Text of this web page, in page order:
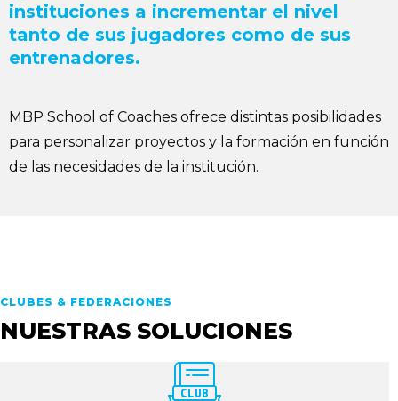
instituciones a incrementar el nivel
tanto de sus jugadores como de sus
entrenadores.
MBP School of Coaches ofrece distintas posibilidades
para personalizar proyectos y la formación en función
de las necesidades de la institución.
CLUBES & FEDERACIONES
NUESTRAS SOLUCIONES